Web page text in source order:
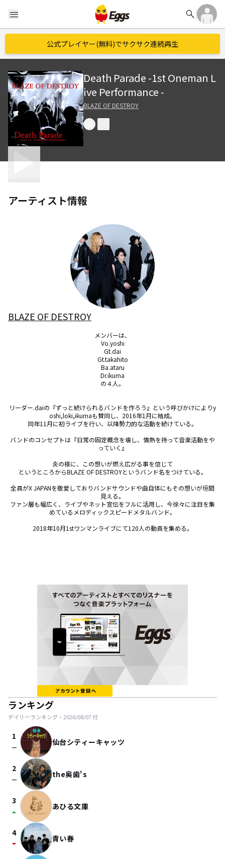
menu search
公式プレイヤー(無料)でサクサク連続再生
Death Parade -1st Oneman L
ive Performance -
BLAZE OF DESTROY
アーティスト情報
BLAZE OF DESTROY
メンバーは、
Vo.yoshi
Gt.dai
Gt.takahito
Ba.ataru
Dr.ikuma
の４人。
リーダー.daiの『ずっと続けられるバンドを作ろう』という呼びかけによりy
oshi,loki,ikumaも賛同し、2016年1月に結成。
同年11月に初ライブを行い、以降勢力的な活動を続けている。
バンドのコンセプトは『日常の固定概念を壊し、情熱を持って音楽活動をや
っていく』
炎の様に、この想いが燃え広がる事を信じて
というところからBLAZE OF DESTROYというバンド名をつけている。
全員がX JAPANを敬愛しておりバンドサウンドや曲自体にもその想いが垣間
見える。
ファン層も幅広く、ライブやネット宣伝をフルに活用し、今徐々に注目を集
めているメロディックスピードメタルバンド。
2018年10月1stワンマンライブにて120人の動員を集める。
ランキング
デイリーランキング・ 2026/08/07付
1
check_indeterminate_small 仙台シティーキャッツ
2
check_indeterminate_small the奥歯's
3
arrow_drop_up あひる文庫
4
arrow_drop_down 青い春